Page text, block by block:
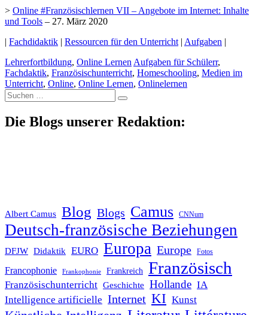
> Online #Französischlernen VII – Angebote im Internet: Inhalte
und Tools – 27. März 2020
| Fachdidaktik | Ressourcen für den Unterricht | Aufgaben |
Lehrerfortbildung, Online Lernen Aufgaben für Schülerr,
Fachdaktik, Französischunterricht, Homeschooling, Medien im
Unterricht, Online, Online Lernen, Onlinelernen
Suche
nach:
Die Blogs unserer Redaktion:
Albert Camus Blog Blogs Camus CNNum
Deutsch-französische Beziehungen
DFJW Didaktik EURO Europa Europe Fotos
Francophonie Frankophonie Frankreich Französisch
Französischunterricht Geschichte Hollande IA
Intelligence artificielle Internet KI Kunst